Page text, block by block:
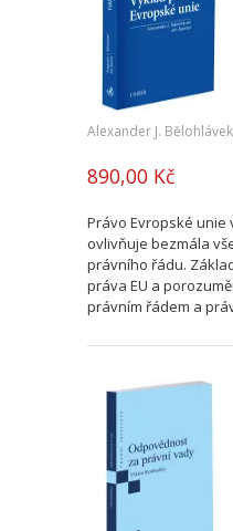
Alexander J. Bělohlávek
890,00 Kč
Právo Evropské unie
ovlivňuje bezmála
právního řádu.
práva EU a
právním řádem a